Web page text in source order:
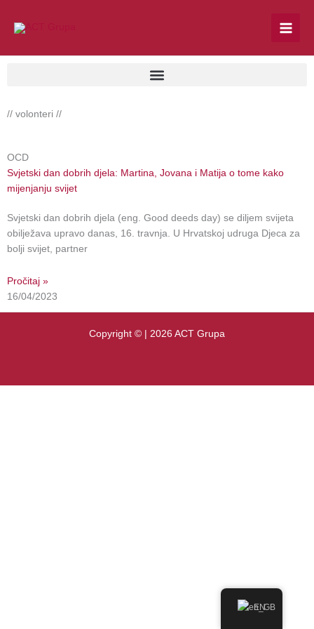
// volonteri //
OCD
Svjetski dan dobrih djela: Martina, Jovana i Matija o tome kako
mijenjanju svijet
Svjetski dan dobrih djela (eng. Good deeds day) se diljem svijeta
obilježava upravo danas, 16. travnja. U Hrvatskoj udruga Djeca za
bolji svijet, partner
Pročitaj »
16/04/2023
Copyright © | 2026 ACT Grupa
EN